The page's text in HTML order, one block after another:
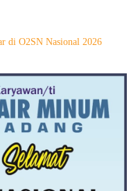
di O2SN Nasional 2026